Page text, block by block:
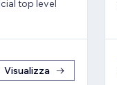
top level
Visualizza